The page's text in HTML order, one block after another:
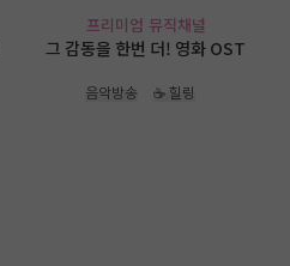
프리미엄 뮤직채널
그 감동을 한번 더! 영화 OST
음악방송 ☕ 힐링